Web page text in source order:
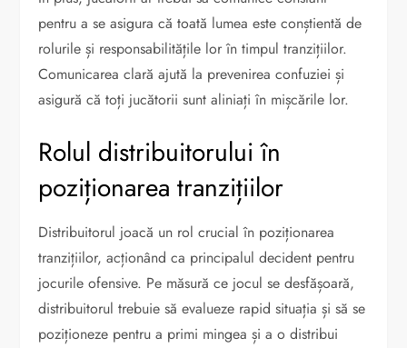
pentru a se asigura că toată lumea este conștientă de
rolurile și responsabilitățile lor în timpul tranzițiilor.
Comunicarea clară ajută la prevenirea confuziei și
asigură că toți jucătorii sunt aliniați în mișcările lor.
Rolul distribuitorului în
poziționarea tranzițiilor
Distribuitorul joacă un rol crucial în poziționarea
tranzițiilor, acționând ca principalul decident pentru
jocurile ofensive. Pe măsură ce jocul se desfășoară,
distribuitorul trebuie să evalueze rapid situația și să se
poziționeze pentru a primi mingea și a o distribui